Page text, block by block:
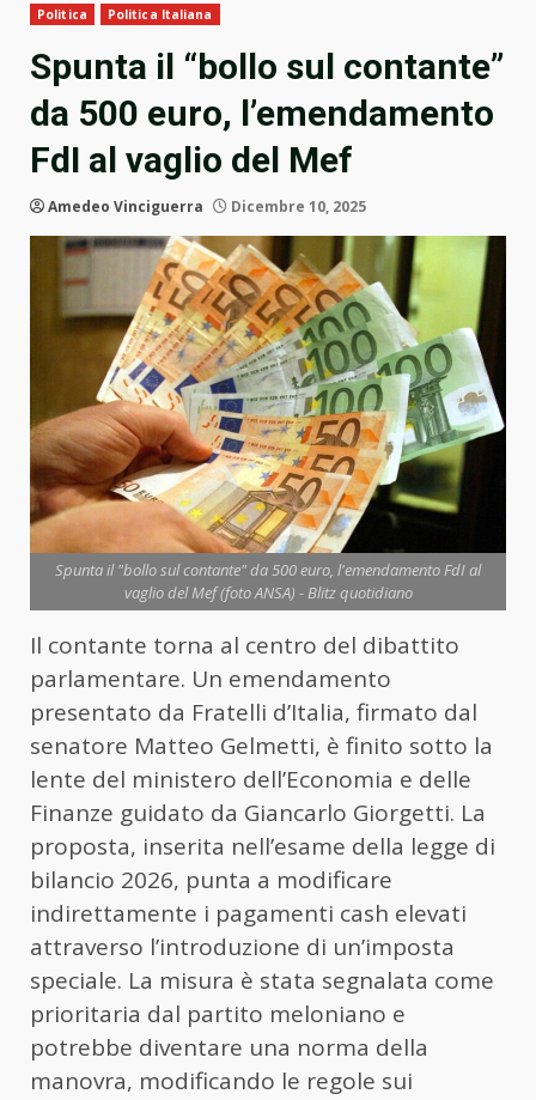
Politica Politica Italiana
Spunta il “bollo sul contante”
da 500 euro, l’emendamento
FdI al vaglio del Mef
Amedeo Vinciguerra Dicembre 10, 2025
Spunta il "bollo sul contante" da 500 euro, l'emendamento FdI al
vaglio del Mef (foto ANSA) - Blitz quotidiano
Il contante torna al centro del dibattito
parlamentare. Un emendamento
presentato da Fratelli d’Italia, firmato dal
senatore Matteo Gelmetti, è finito sotto la
lente del ministero dell’Economia e delle
Finanze guidato da Giancarlo Giorgetti. La
proposta, inserita nell’esame della legge di
bilancio 2026, punta a modificare
indirettamente i pagamenti cash elevati
attraverso l’introduzione di un’imposta
speciale. La misura è stata segnalata come
prioritaria dal partito meloniano e
potrebbe diventare una norma della
manovra, modificando le regole sui